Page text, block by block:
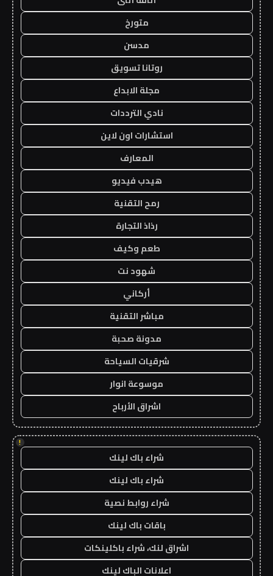
متورخ
مدسن
روتانا تسويق
مجلة الابداع
نادي الترددات
استشارات اون لاين
المعارف
هيدب فيديو
رمح التقنية
رذاذ التجارة
طعم وكيف
شهود نت
أركاني
مباشر التقنية
مدونة صحبة
شرقيات السياحة
موسوعة انوار
اشراق الأرباح
!
شراء باك لينك
شراء باك لينك
شراء روابط نصية
باقات باك لينك
اشراق لنك، شراء باكلينكات
اعلانات الباك لينك